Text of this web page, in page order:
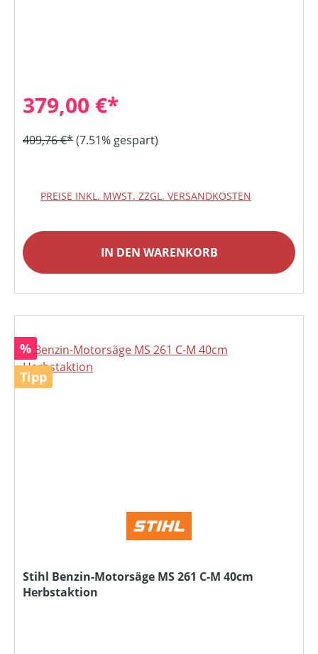
379,00 €*
409,76 €*(7.51% gespart)
PREISE INKL. MWST. ZZGL. VERSANDKOSTEN
IN DEN WARENKORB
Rabatt
%
Tipp
Stihl Benzin-Motorsäge MS 261 C-M 40cm
Herbstaktion